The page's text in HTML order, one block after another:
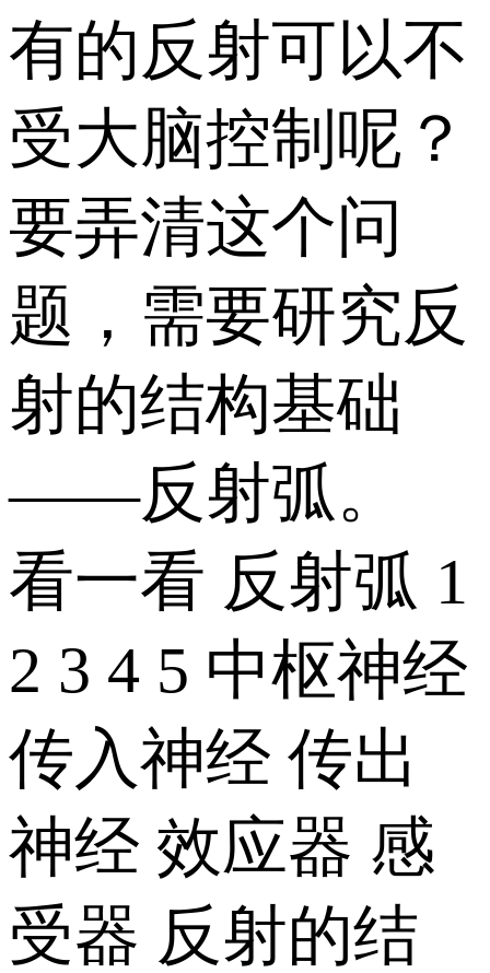
有的反射可以不
受大脑控制呢？
要弄清这个问
题，需要研究反
射的结构基础
——反射弧。
看一看 反射弧 1
2 3 4 5 中枢神经
传入神经 传出
神经 效应器 感
受器 反射的结